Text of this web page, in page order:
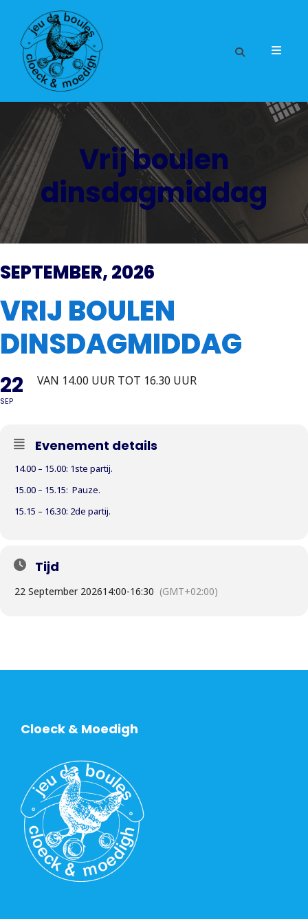
Vrij boulen
dinsdagmiddag
SEPTEMBER, 2026
VRIJ BOULEN
DINSDAGMIDDAG
22
SEP
VAN 14.00 UUR TOT 16.30 UUR
Evenement details
14.00 – 15.00: 1ste partij.
15.00 – 15.15: Pauze.
15.15 – 16.30: 2de partij.
Tijd
22 September 202614:00-16:30 (GMT+02:00)
Cloeck & Moedigh